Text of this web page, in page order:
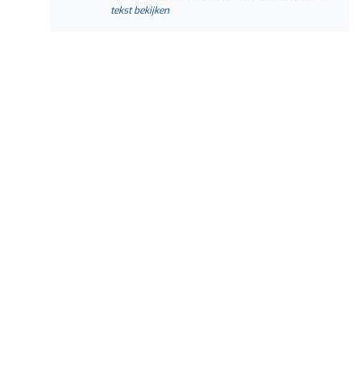
tekst bekijken